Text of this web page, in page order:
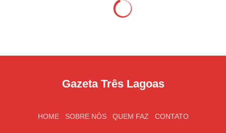
Gazeta Três Lagoas
HOME SOBRE NÓS QUEM FAZ CONTATO